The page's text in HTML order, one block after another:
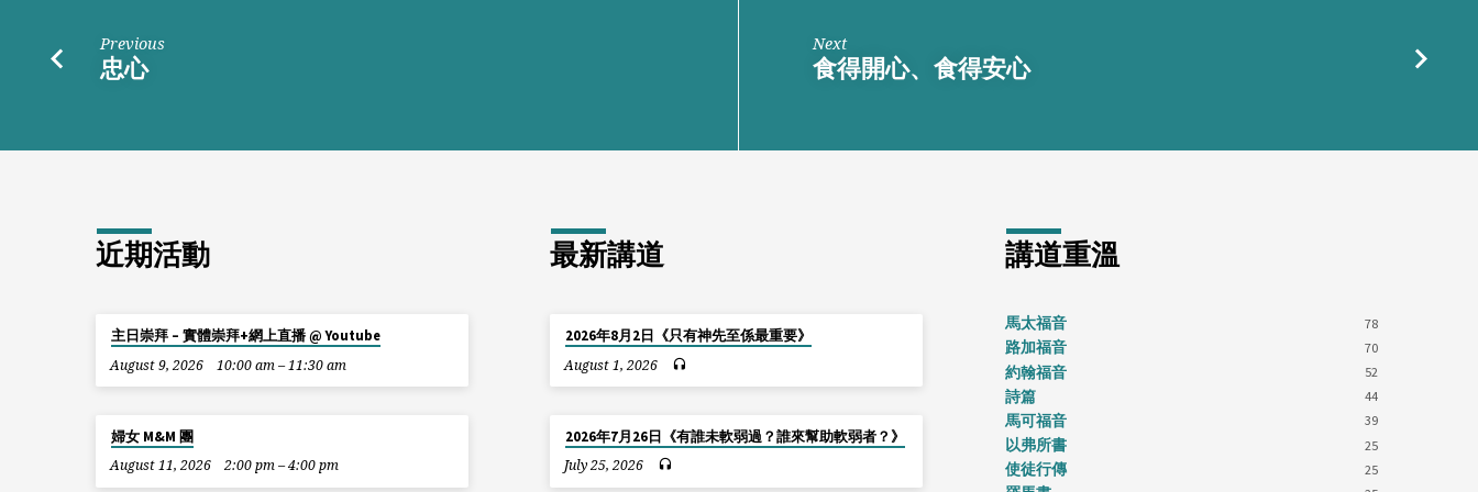
Previous
忠心
Next
食得開心、食得安心
近期活動
主日崇拜 – 實體崇拜+網上直播 @ Youtube
August 9, 2026
10:00 am – 11:30 am
婦女 M&M 團
August 11, 2026
2:00 pm – 4:00 pm
最新講道
2026年8月2日《只有神先至係最重要》
August 1, 2026
2026年7月26日《有誰未軟弱過？誰來幫助軟弱者？》
July 25, 2026
講道重溫
馬太福音 78
路加福音 70
約翰福音 52
詩篇 44
馬可福音 39
以弗所書 25
使徒行傳 25